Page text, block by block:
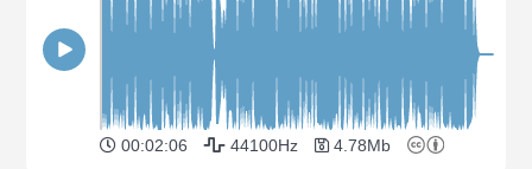
00:02:06 44100Hz 4.78Mb